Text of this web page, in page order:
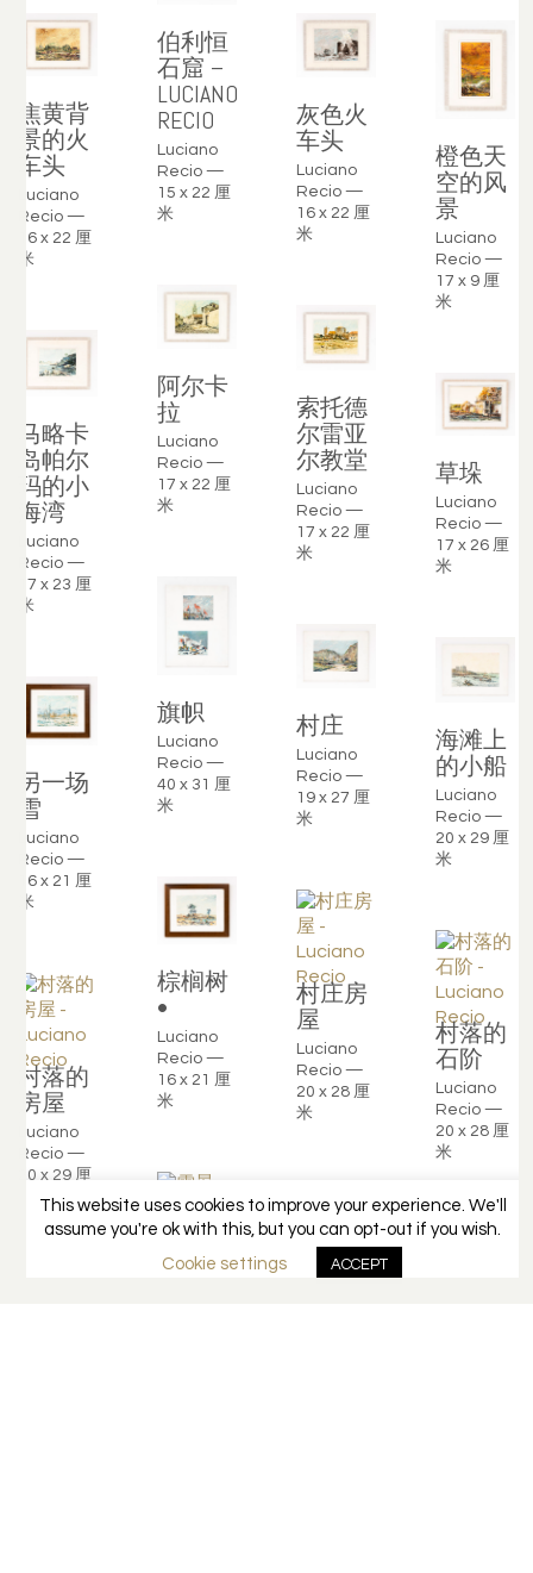
伯利恒
石窟 –
LUCIANO
RECIO
Luciano
Recio —
15 x 22 厘
米
灰色火
车头
Luciano
Recio —
16 x 22 厘
米
焦黄背
景的火
车头
Luciano
Recio —
16 x 22 厘
米
橙色天
空的风
景
Luciano
Recio —
17 x 9 厘
米
阿尔卡
拉
Luciano
Recio —
17 x 22 厘
米
索托德
尔雷亚
尔教堂
Luciano
Recio —
17 x 22 厘
米
马略卡
岛帕尔
玛的小
海湾
Luciano
Recio —
17 x 23 厘
米
草垛
Luciano
Recio —
17 x 26 厘
米
旗帜
Luciano
Recio —
40 x 31 厘
米
村庄
Luciano
Recio —
19 x 27 厘
米
海滩上
的小船
Luciano
Recio —
20 x 29 厘
米
另一场
雪
Luciano
Recio —
16 x 21 厘
米
棕榈树
•
Luciano
Recio —
16 x 21 厘
米
村庄房
屋
Luciano
Recio —
20 x 28 厘
米
村落的
石阶
Luciano
Recio —
20 x 28 厘
米
村落的
房屋
Luciano
Recio —
20 x 29 厘
雪景
白色村
This website uses cookies to improve your experience. We'll
assume you're ok with this, but you can opt-out if you wish.
Cookie settings
ACCEPT